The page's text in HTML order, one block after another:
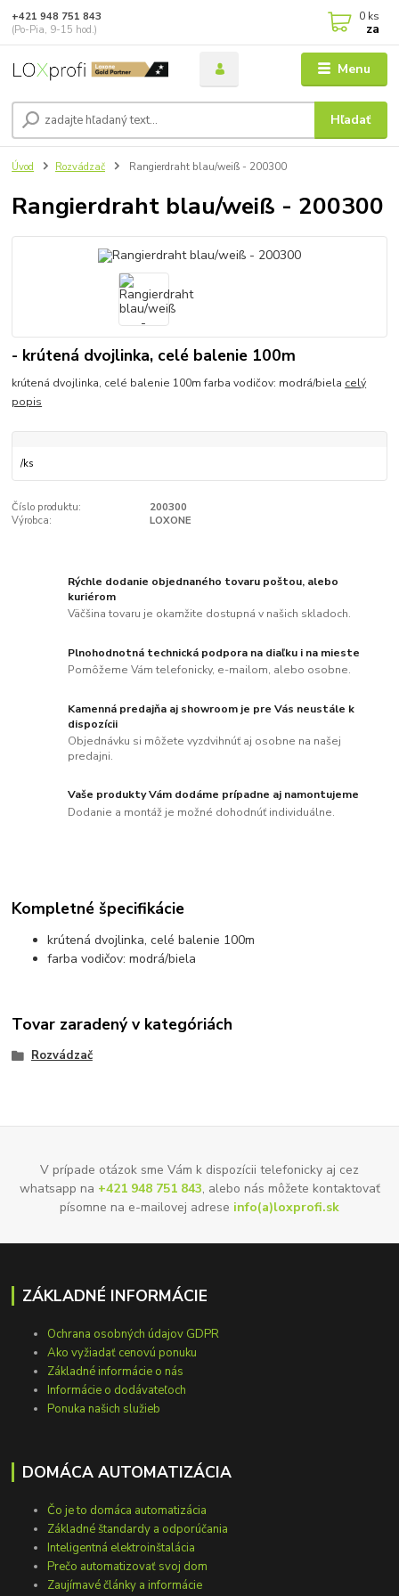
Menu
Hľadať
+421 948 751 843
(Po-Pia, 9-15 hod.)
0 ks
za
Úvod Rozvádzač Rangierdraht blau/weiß - 200300
Rangierdraht blau/weiß - 200300
- krútená dvojlinka, celé balenie 100m
krútená dvojlinka, celé balenie 100m farba vodičov: modrá/biela celý
popis
/ks
Číslo produktu:
200300
Výrobca:
LOXONE
Rýchle dodanie objednaného tovaru poštou, alebo
kuriérom
Väčšina tovaru je okamžite dostupná v našich skladoch.
Plnohodnotná technická podpora na diaľku i na mieste
Pomôžeme Vám telefonicky, e-mailom, alebo osobne.
Kamenná predajňa aj showroom je pre Vás neustále k
dispozícii
Objednávku si môžete vyzdvihnúť aj osobne na našej
predajni.
Vaše produkty Vám dodáme prípadne aj namontujeme
Dodanie a montáž je možné dohodnúť individuálne.
Kompletné špecifikácie
krútená dvojlinka, celé balenie 100m
farba vodičov: modrá/biela
Tovar zaradený v kategóriách
Rozvádzač
V prípade otázok sme Vám k dispozícii telefonicky aj cez
whatsapp na +421 948 751 843, alebo nás môžete kontaktovať
písomne na e-mailovej adrese info(a)loxprofi.sk
ZÁKLADNÉ INFORMÁCIE
Ochrana osobných údajov GDPR
Ako vyžiadať cenovú ponuku
Základné informácie o nás
Informácie o dodávateľoch
Ponuka našich služieb
DOMÁCA AUTOMATIZÁCIA
Čo je to domáca automatizácia
Základné štandardy a odporúčania
Inteligentná elektroinštalácia
Prečo automatizovať svoj dom
Zaujímavé články a informácie